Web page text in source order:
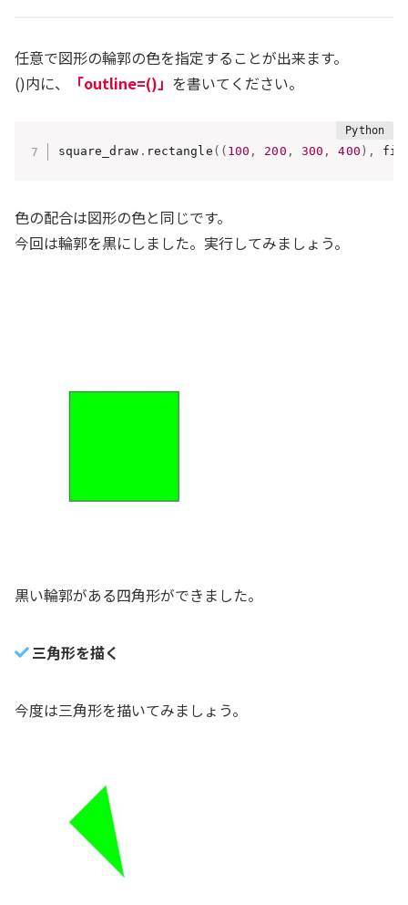
任意で図形の輪郭の色を指定することが出来ます。
()内に、
「outline=()」 を書いてください。
square_draw . rectangle ( ( 100 , 200 , 300 , 400 ) ,
色の配合は図形の色と同じです。
今回は輪郭を黒にしました。実行してみましょう。
黒い輪郭がある四角形ができました。
三角形を描く
今度は三角形を描いてみましょう。